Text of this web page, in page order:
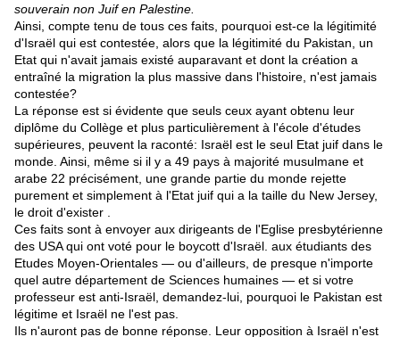
souverain non Juif en Palestine.
Ainsi, compte tenu de tous ces faits, pourquoi est-ce la légitimité
d'Israël qui est contestée, alors que la légitimité du Pakistan, un
Etat qui n'avait jamais existé auparavant et dont la création a
entraîné la migration la plus massive dans l'histoire, n'est jamais
contestée?
La réponse est si évidente que seuls ceux ayant obtenu leur
diplôme du Collège et plus particulièrement à l'école d'études
supérieures, peuvent la raconté: Israël est le seul Etat juif dans le
monde. Ainsi, même si il y a 49 pays à majorité musulmane et
arabe 22 précisément, une grande partie du monde rejette
purement et simplement à l'Etat juif qui a la taille du New Jersey,
le droit d'exister .
Ces faits sont à envoyer aux dirigeants de l'Eglise presbytérienne
des USA qui ont voté pour le boycott d'Israël. aux étudiants des
Etudes Moyen-Orientales — ou d'ailleurs, de presque n'importe
quel autre département de Sciences humaines — et si votre
professeur est anti-Israël, demandez-lui, pourquoi le Pakistan est
légitime et Israël ne l'est pas.
Ils n'auront pas de bonne réponse. Leur opposition à Israël n'est